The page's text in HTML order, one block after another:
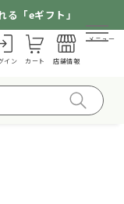
「eギフト」
イン カート 店舗情報
メニュー